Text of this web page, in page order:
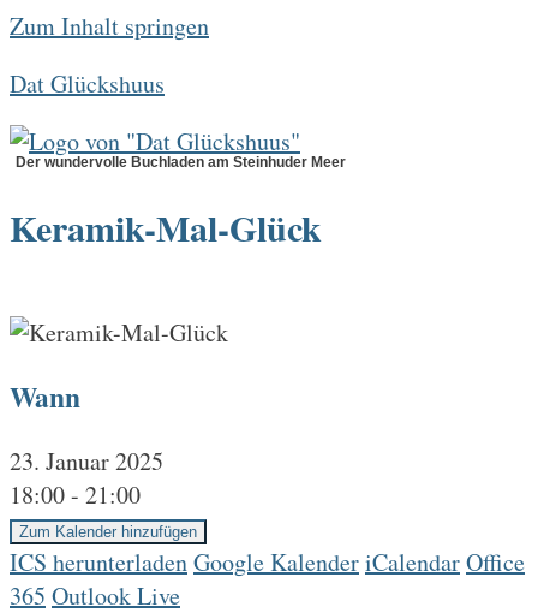
Zum Inhalt springen
Dat Glückshuus
Der wundervolle Buchladen am Steinhuder Meer
Keramik-Mal-Glück
Wann
23. Januar 2025
18:00 - 21:00
Zum Kalender hinzufügen
ICS herunterladenGoogle KalenderiCalendarOffice
365 Outlook Live